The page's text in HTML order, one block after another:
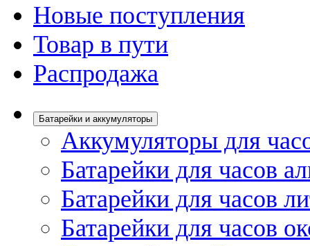
Новые поступления
Товар в пути
Распродажа
Батарейки и аккумуляторы
Аккумуляторы для
Батарейки для часов
Батарейки для часов
Батарейки для часов